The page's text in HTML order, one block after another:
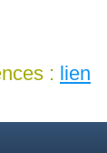
: lien